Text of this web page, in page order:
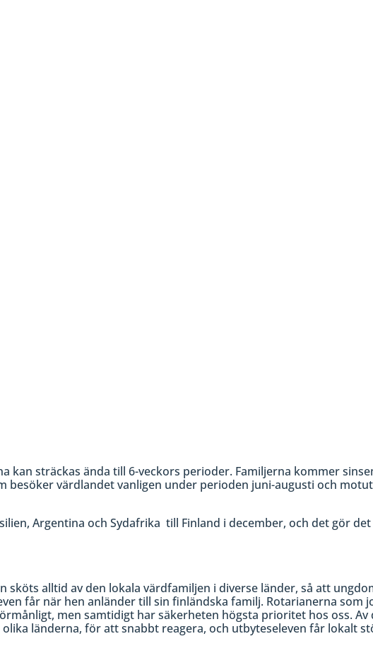
kan sträckas ända till 6-veckors perioder. Familjerna kommer
besöker värdlandet vanligen under perioden juni-augusti och
Argentina och Sydafrika till Finland i december, och det gör
alltid av den lokala värdfamiljen i diverse länder, så att
får när hen anländer till sin finländska familj. Rotarianerna som
men samtidigt har säkerheten högsta prioritet hos oss. Av
länderna, för att snabbt reagera, och utbyteseleven får lokalt